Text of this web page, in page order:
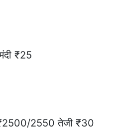
₹25
₹2500/2550 तेजी ₹30